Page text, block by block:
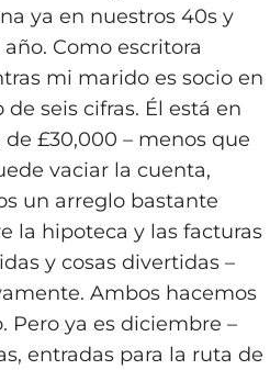
ya en nuestros 40s y
Como escritora
mi marido es socio en
seis cifras. Él está en
£30,000 – menos que
vaciar la cuenta,
un arreglo bastante
la hipoteca y las facturas
y cosas divertidas –
Ambos hacemos
ya es diciembre –
entradas para la ruta de